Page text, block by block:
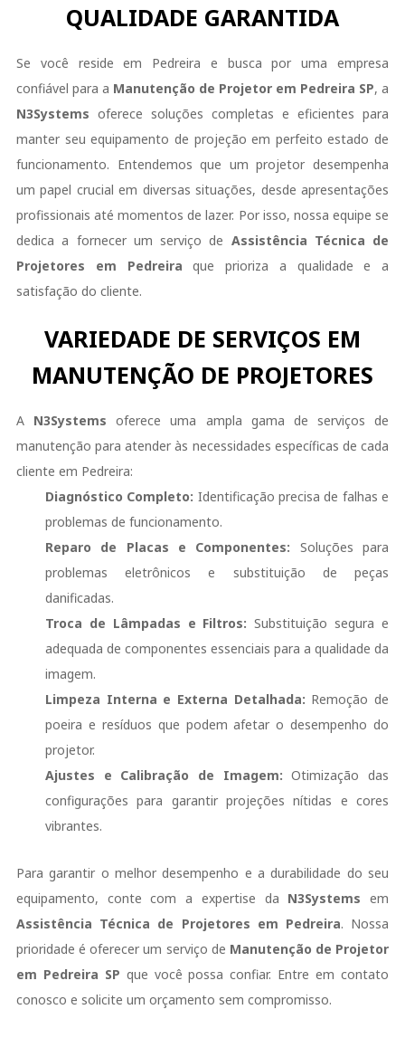
QUALIDADE GARANTIDA
Se você reside em Pedreira e busca por uma empresa
confiável para a Manutenção de Projetor em Pedreira SP, a
N3Systems oferece soluções completas e eficientes para
manter seu equipamento de projeção em perfeito estado de
funcionamento. Entendemos que um projetor desempenha
um papel crucial em diversas situações, desde apresentações
profissionais até momentos de lazer. Por isso, nossa equipe se
dedica a fornecer um serviço de Assistência Técnica de
Projetores em Pedreira que prioriza a qualidade e a
satisfação do cliente.
VARIEDADE DE SERVIÇOS EM
MANUTENÇÃO DE PROJETORES
A N3Systems oferece uma ampla gama de serviços de
manutenção para atender às necessidades específicas de cada
cliente em Pedreira:
Diagnóstico Completo: Identificação precisa de falhas e
problemas de funcionamento.
Reparo de Placas e Componentes: Soluções para
problemas eletrônicos e substituição de peças
danificadas.
Troca de Lâmpadas e Filtros: Substituição segura e
adequada de componentes essenciais para a qualidade da
imagem.
Limpeza Interna e Externa Detalhada: Remoção de
poeira e resíduos que podem afetar o desempenho do
projetor.
Ajustes e Calibração de Imagem: Otimização das
configurações para garantir projeções nítidas e cores
vibrantes.
Para garantir o melhor desempenho e a durabilidade do seu
equipamento, conte com a expertise da N3Systems em
Assistência Técnica de Projetores em Pedreira. Nossa
prioridade é oferecer um serviço de Manutenção de Projetor
em Pedreira SP que você possa confiar. Entre em contato
conosco e solicite um orçamento sem compromisso.